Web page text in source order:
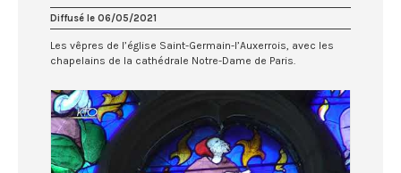
Diffusé le 06/05/2021
Les vêpres de l’église Saint-Germain-l’Auxerrois, avec les
chapelains de la cathédrale Notre-Dame de Paris.